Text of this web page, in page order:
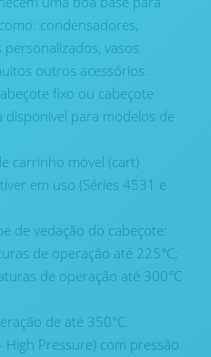
condensadores,
vasos
outros acessórios.
fixo ou cabeçote
para modelos de
carrinho móvel (cart)
em uso (Séries 4531 e
de vedação do cabeçote:
de operação até 225°C;
de operação até 300°C
de até 350°C.
High Pressure) com pressão